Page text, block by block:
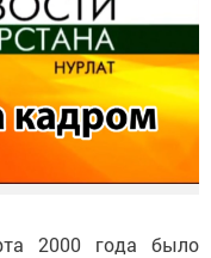
2000 года было